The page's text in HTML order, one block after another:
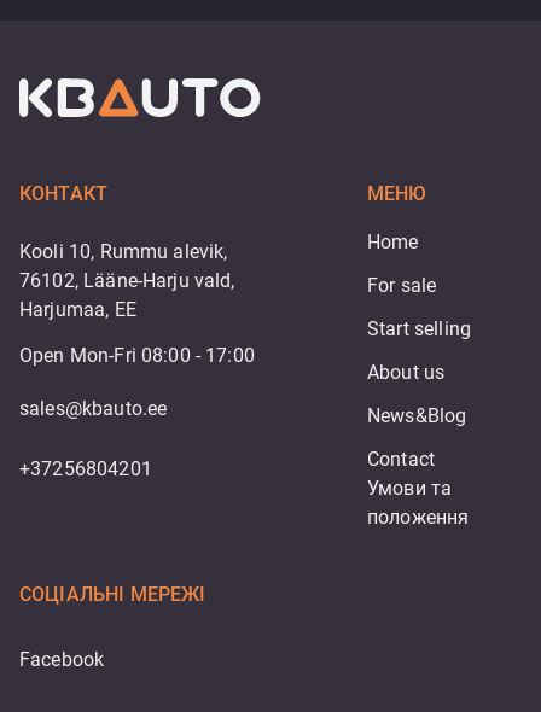
КОНТАКТ
Kooli 10, Rummu alevik,
76102, Lääne-Harju vald,
Harjumaa, EE
Open Mon-Fri 08:00 - 17:00
sales@kbauto.ee
+37256804201
МЕНЮ
Home
For sale
Start selling
About us
News&Blog
Contact
Умови та
положення
СОЦІАЛЬНІ МЕРЕЖІ
Facebook